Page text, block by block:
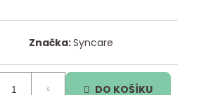
Značka:Syncare
DO KOŠÍKU